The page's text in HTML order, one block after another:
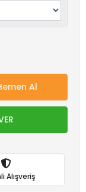
Al
Alışveriş